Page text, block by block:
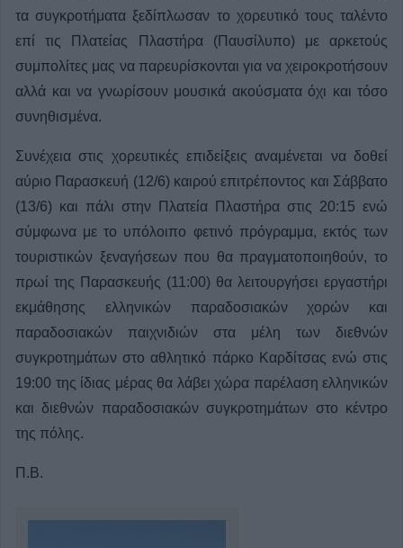
τα συγκροτήματα ξεδίπλωσαν το χορευτικό τους ταλέντο
επί τις Πλατείας Πλαστήρα (Παυσίλυπο) με αρκετούς
συμπολίτες μας να παρευρίσκονται για να χειροκροτήσουν
αλλά και να γνωρίσουν μουσικά ακούσματα όχι και τόσο
συνηθισμένα.
Συνέχεια στις χορευτικές επιδείξεις αναμένεται να δοθεί
αύριο Παρασκευή (12/6) καιρού επιτρέποντος και Σάββατο
(13/6) και πάλι στην Πλατεία Πλαστήρα στις 20:15 ενώ
σύμφωνα με το υπόλοιπο φετινό πρόγραμμα, εκτός των
τουριστικών ξεναγήσεων που θα πραγματοποιηθούν, το
πρωί της Παρασκευής (11:00) θα λειτουργήσει εργαστήρι
εκμάθησης ελληνικών παραδοσιακών χορών και
παραδοσιακών παιχνιδιών στα μέλη των διεθνών
συγκροτημάτων στο αθλητικό πάρκο Καρδίτσας ενώ στις
19:00 της ίδιας μέρας θα λάβει χώρα παρέλαση ελληνικών
και διεθνών παραδοσιακών συγκροτημάτων στο κέντρο
της πόλης.
Π.Β.